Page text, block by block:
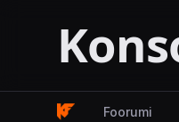
Foorumi